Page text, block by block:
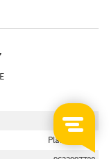
90127A2
Planarsonde